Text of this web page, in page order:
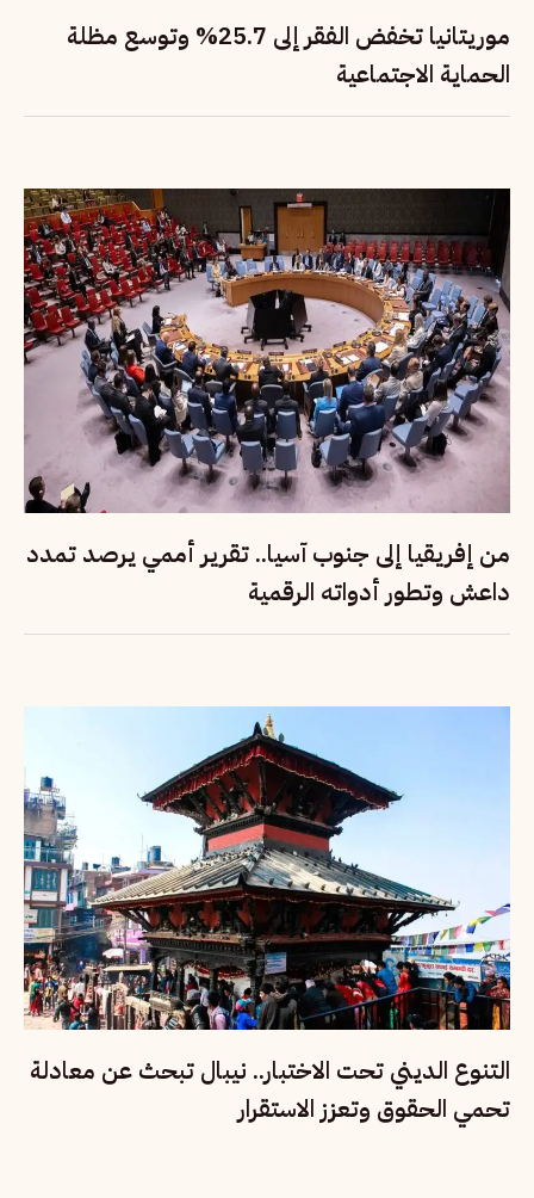
موريتانيا تخفض الفقر إلى 25.7% وتوسع مظلة
الحماية الاجتماعية
من إفريقيا إلى جنوب آسيا.. تقرير أممي يرصد تمدد
داعش وتطور أدواته الرقمية
التنوع الديني تحت الاختبار.. نيبال تبحث عن معادلة
تحمي الحقوق وتعزز الاستقرار